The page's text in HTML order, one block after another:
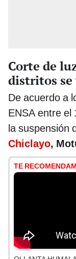
Corte de
distritos se
De acuerdo a
ENSA entre el
la suspensión
Chiclayo,
TE